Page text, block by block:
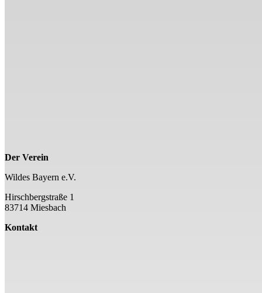
Der Verein
Wildes Bayern e.V.
Hirschbergstraße 1
83714 Miesbach
Kontakt